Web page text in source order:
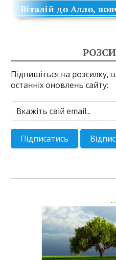
Віталій доАлло,
Підпишіться на розсилку,
останніх оновлень сайту: